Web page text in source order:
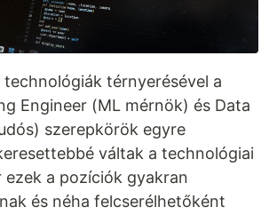
térnyerésével a
Engineer (ML mérnök) és Data
szerepkörök egyre
váltak a technológiai
ezek a pozíciók gyakran
és néha felcserélhetőként